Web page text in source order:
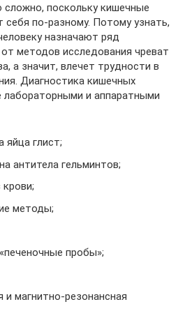
сложно, поскольку кишечные
по-разному. Потому узнать,
назначают ряд
методов исследования чреват
а значит, влечет трудности в
Диагностика кишечных
лабораторными и аппаратными
яйца глист;
антитела гельминтов;
методы;
пробы»;
и магнитно-резонансная